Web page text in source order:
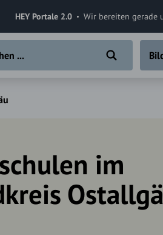
HEY Portale 2.0 Wir bereiten gerade
im